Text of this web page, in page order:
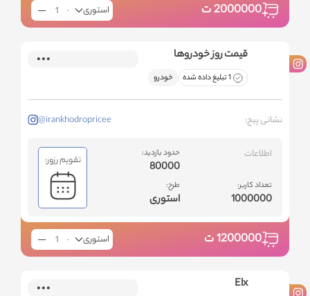
2000000ت استوری
قیمت روز خودروها
1 تبلیغ داده شده خودرو
نشانی پیج: @irankhodropricee
اطلاعات
تعداد کاربر:
1000000
حدود بازدید:
80000
طرح:
استوری
تقویم رزور:
1200000ت استوری
Elx